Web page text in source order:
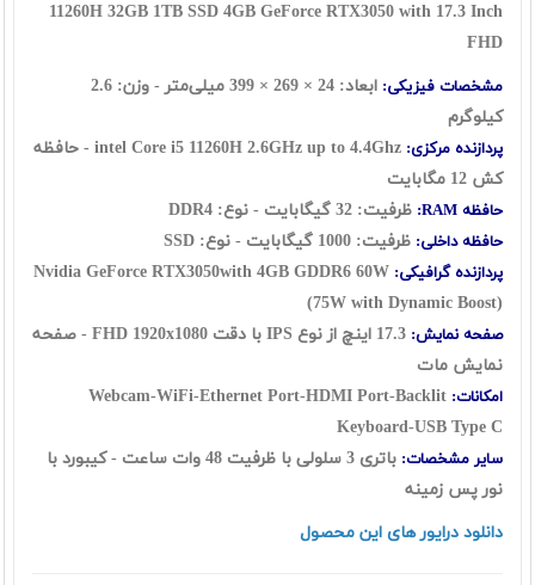
11260H 32GB 1TB SSD 4GB GeForce RTX3050 with 17.3 Inch
FHD
مشخصات فیزیکی: ابعاد: 24 × 269
×
399
میلی‌متر - وزن: 2.6
کیلوگرم
پردازنده مرکزی: intel Core i5 11260H 2.6GHz up to 4.4Ghz - حافظه
کش 12 مگابایت
حافظه RAM: ظرفیت: 32 گيگابايت - نوع: DDR4
حافظه داخلی: ظرفیت: 1000 گیگابایت - نوع: SSD
پردازنده گرافیکی: 60W
(75W with Dynamic Boost)
صفحه نمایش:
17.3 اينچ از نوع IPS با دقت FHD 1920x1080 - صفحه
نمایش مات
امکانات: Webcam-WiFi-Ethernet Port-HDMI Port-Backlit
Keyboard-USB Type C
سایر مشخصات:
باتری 3 سلولی با ظرفیت 48 وات ساعت - کیبورد با
نور پس زمینه
دانلود درایور های این محصول